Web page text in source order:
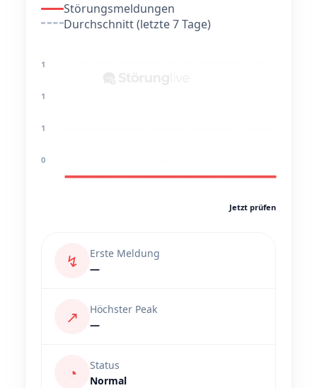
Störungsmeldungen
Durchschnitt (letzte 7 Tage)
1
1
1
0
Jetzt prüfen
↯
Erste Meldung
—
↗
Höchster Peak
—
◔
Status
Normal